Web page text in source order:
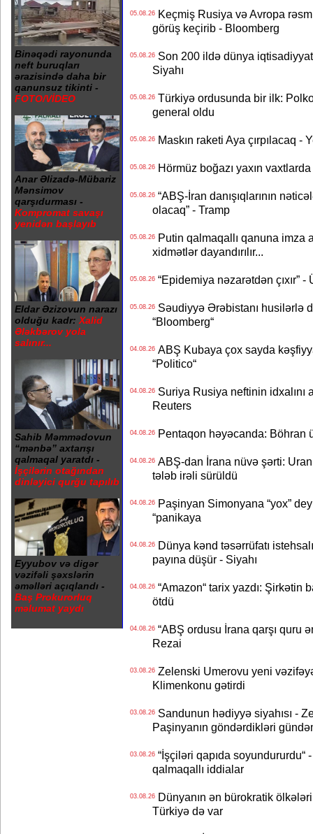
Binəqədi rayonunda
neft buruqları
ərazisində daha bir
qanunsuz tikinti -
FOTO/VİDEO
Anar Əlizadə-Mübariz
Mənsimov
qarşıdurması -
Kompromat savaşı
yenidən başlayıb
Eldar Əzizovun narazı
olduğu kadr: Xalid
Ələkbərov yola
salınır...
Sahib Məmmədovun
“mənbə” axtarışı
qalmaqal yaratdı -
İşçilərin otağından
dinləyici qurğu tapılıb
Eyyubov və digər
vəzifəli şəxslərin
əməlləri açıqlandı -
Baş Prokurorluq
məlumat yaydı
05.08.26Keçmiş Rusiya və Avropa
görüş keçirib - Bloomberg
05.08.26Son 200 ildə dünya
Siyahı
05.08.26Türkiyə ordusunda bir ilk:
general oldu
05.08.26Maskın raketi Aya çırpılacaq -
05.08.26Hörmüz boğazı yaxın
05.08.26“ABŞ-İran danışıqlarının
olacaq” - Tramp
05.08.26Putin qalmaqallı qanuna imza
xidmətlər dayandırılır...
05.08.26“Epidemiya nəzarətdən çıxır” -
05.08.26Səudiyyə Ərəbistanı husilərlə
“Bloomberg“
04.08.26ABŞ Kubaya çox sayda
“Politico“
04.08.26Suriya Rusiya neftinin idxalını
Reuters
04.08.26Pentaqon həyəcanda: Böhran
04.08.26ABŞ-dan İrana nüvə şərti: Uran
tələb irəli sürüldü
04.08.26Paşinyan Simonyana “yox”
“panikaya
04.08.26Dünya kənd təsərrüfatı
payına düşür - Siyahı
04.08.26“Amazon“ tarix yazdı: Şirkətin
ötdü
04.08.26“ABŞ ordusu İrana qarşı quru
Rezai
03.08.26Zelenski Umerovu yeni
Klimenkonu gətirdi
03.08.26Sandunun hədiyyə siyahısı -
Paşinyanın göndərdikləri
03.08.26“İşçiləri qapıda soyundururdu“
qalmaqallı iddialar
03.08.26Dünyanın ən bürokratik ölkələri
Türkiyə də var